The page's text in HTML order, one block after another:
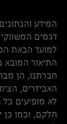
המידע
דגמים
למועד הבאת
התיאור המובא
חברתנו, הן
האביזרים,
לא מופיעים
חלקם, וכמו כן